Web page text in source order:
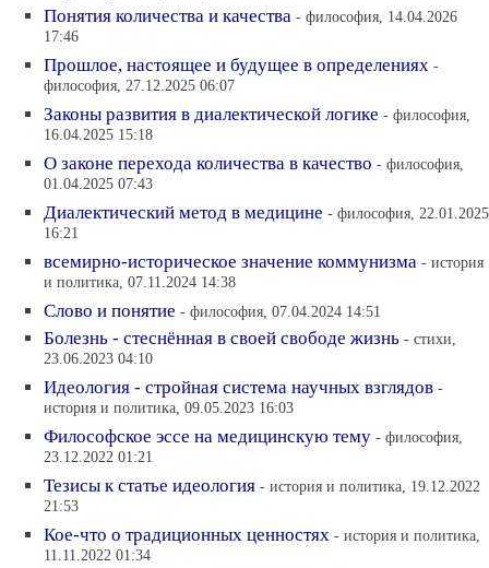
Понятия количества и качества - философия, 14.04.2026
17:46
Прошлое, настоящее и будущее в определениях -
философия, 27.12.2025 06:07
Законы развития в диалектической логике - философия,
16.04.2025 15:18
О законе перехода количества в качество - философия,
01.04.2025 07:43
Диалектический метод в медицине - философия, 22.01.2025
16:21
всемирно-историческое значение коммунизма - история
и политика, 07.11.2024 14:38
Слово и понятие - философия, 07.04.2024 14:51
Болезнь - стеснённая в своей свободе жизнь - стихи,
23.06.2023 04:10
Идеология - стройная система научных взглядов -
история и политика, 09.05.2023 16:03
Философское эссе на медицинскую тему - философия,
23.12.2022 01:21
Тезисы к статье идеология - история и политика, 19.12.2022
21:53
Кое-что о традиционных ценностях - история и политика,
11.11.2022 01:34